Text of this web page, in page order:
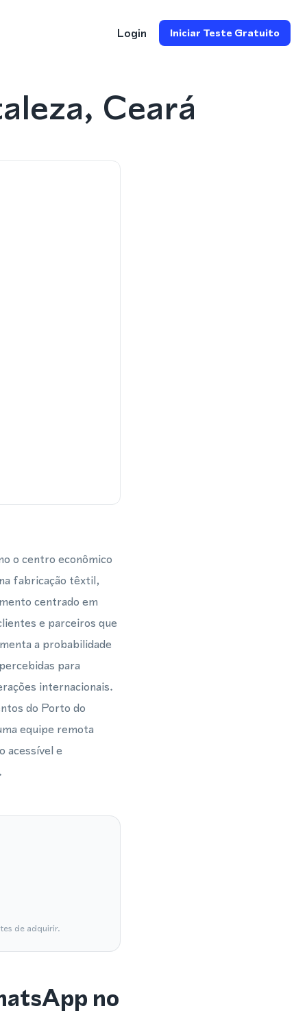
Login Iniciar Teste Gratuito
Ceará
o centro econômico
fabricação têxtil,
centrado em
e parceiros que
a probabilidade
para
internacionais.
do Porto do
equipe remota
acessível e
de adquirir.
no